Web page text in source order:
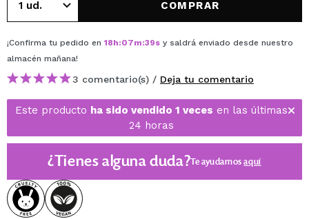
COMPRAR
¡Confirma tu pedido en 18h:07m:39s y saldrá enviado desde nuestro
almacén mañana!
3 comentario(s) / Deja tu comentario
Este producto ha sido vendido 1 veces en las últimas
24 horas
¿Tienes alguna duda?Te ayudamosaquí